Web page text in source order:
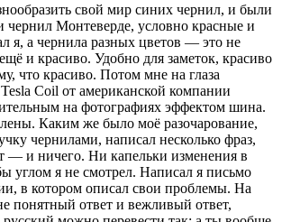
свой мир синих чернил, и были
чернил Монтеверде, условно красные и
я, а чернила разных цветов — это не
и красиво. Удобно для заметок, красиво
что красиво. Потом мне на глаза
Coil от американской компании
на фотографиях эффектом шина.
Каким же было моё разочарование,
чернилами, написал несколько фраз,
— и ничего. Ни капельки изменения в
углом я не смотрел. Написал я письмо
в котором описал свои проблемы. На
понятный ответ и вежливый ответ,